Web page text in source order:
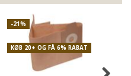
-21%
KØB 20+ OG FÅ 6% RABAT